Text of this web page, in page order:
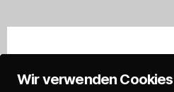
Wir verwenden Cookies